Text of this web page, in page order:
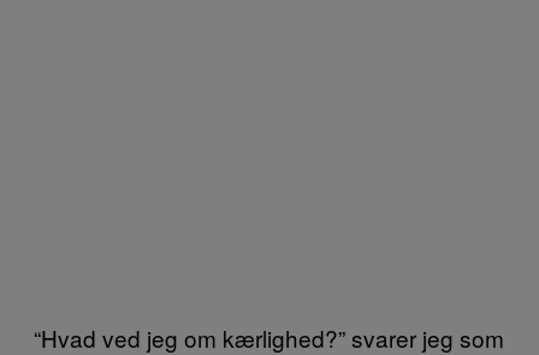
“Hvad ved jeg om kærlighed?” svarer jeg som